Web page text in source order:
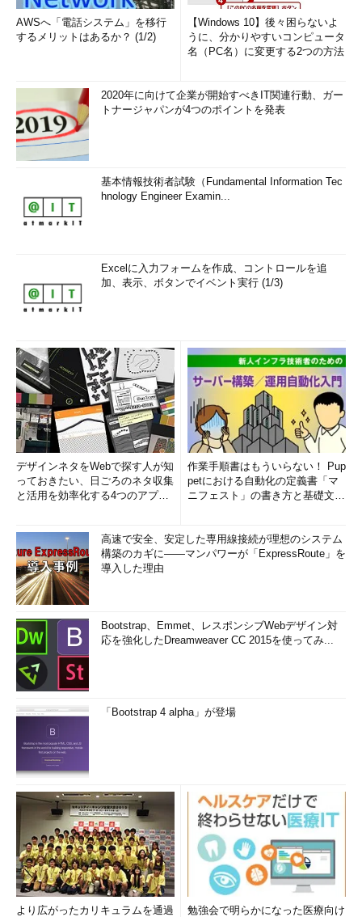
AWSへ「電話システム」を移行
するメリットはあるか？ (1/2)
【Windows 10】後々困らないよ
うに、分かりやすいコンピュータ
名（PC名）に変更する2つの方法
2020年に向けて企業が開始すべきIT関連行動、ガー
トナージャパンが4つのポイントを発表
基本情報技術者試験（Fundamental Information Tec
hnology Engineer Examin...
Excelに入力フォームを作成、コントロールを追
加、表示、ボタンでイベント実行 (1/3)
デザインネタをWebで探す人が知
っておきたい、日ごろのネタ収集
と活用を効率化する4つのアプリ
作業手順書はもういらない！ Pup
petにおける自動化の定義書「マ
ニフェスト」の書き方と基礎文法
高速で安全、安定した専用線接続が理想のシステム
構築のカギに――マンパワーが「ExpressRoute」を
導入した理由
Bootstrap、Emmet、レスポンシブWebデザイン対
応を強化したDreamweaver CC 2015を使ってみ...
「Bootstrap 4 alpha」が登場
より広がったカリキュラムを通過
勉強会で明らかになった医療向け